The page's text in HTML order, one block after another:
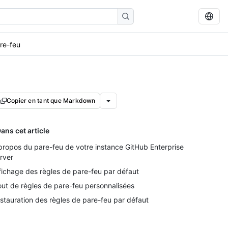
feu
Copier en tant que Markdown
cet article
du pare-feu de votre instance GitHub Enterprise
des règles de pare-feu par défaut
de règles de pare-feu personnalisées
des règles de pare-feu par défaut